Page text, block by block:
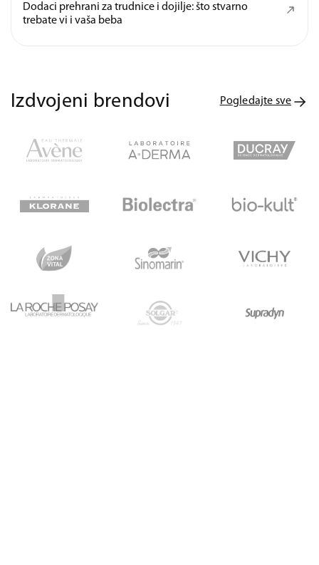
Dodaci prehrani za trudnice i dojilje: što stvarno
trebate vi i vaša beba
Izdvojeni brendovi Pogledajte sve